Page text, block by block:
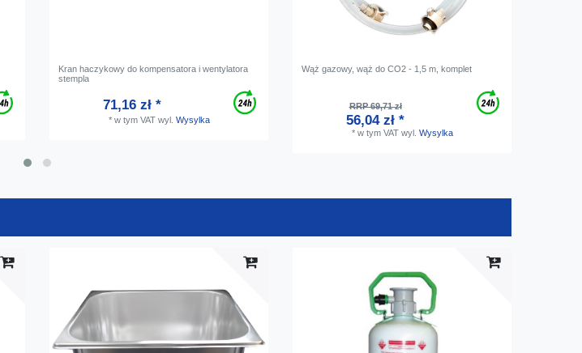
Kran haczykowy do kompensatora i wentylatora
stempla
71,16 zł *
* w tym VATwyl. Wysylka
Wąż gazowy, wąż do CO2 - 1,5 m, komplet
RRP 69,71 zł
56,04 zł *
* w tym VATwyl. Wysylka